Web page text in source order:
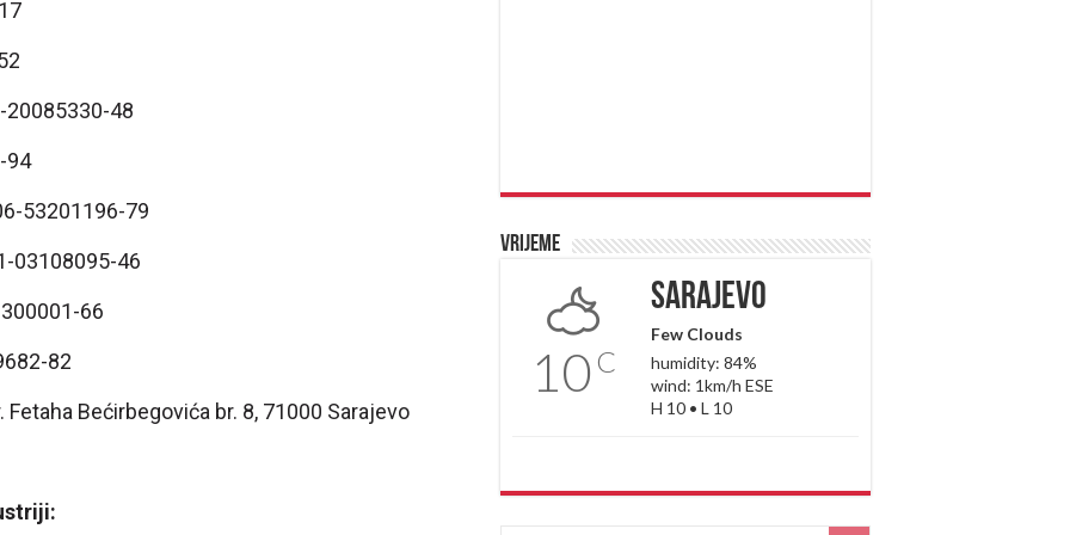
20085330-48
94
53201196-79
03108095-46
66
82
Fetaha Bećirbegovića br. 8, 71000 Sarajevo
Vrijeme
10 C
Sarajevo
Few Clouds
humidity: 84%
wind: 1km/h ESE
H 10 • L 10